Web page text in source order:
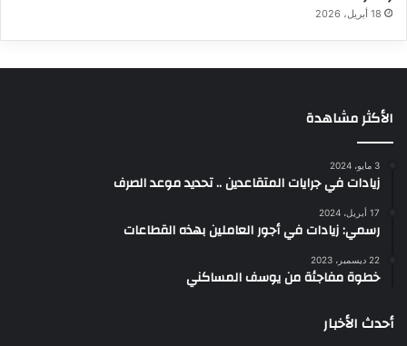
18 أبريل، 2026
الأكثر مشاهدة
3 مايو، 2024
زيادات في جرايات المتقاعدين .. تحديد موعد الصرف
17 أبريل، 2024
رسمي: زيادات في أجور العاملين بهذه القطاعات
22 ديسمبر، 2023
خطوة مفاجئة من يوسف المساكني
أحدث الأخبار